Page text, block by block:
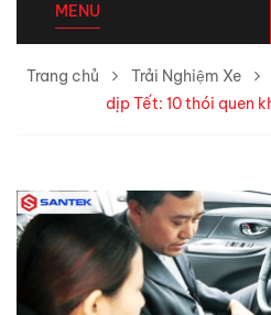
MENU
Trang chủ Trải Nghiệm Xe
dịp Tết: 10 thói quen